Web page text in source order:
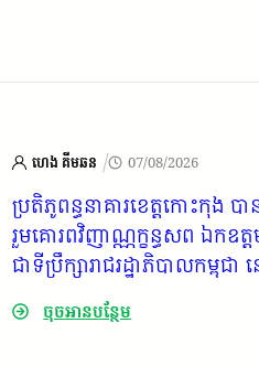
ហេង គីមឆន / 07/08/2026
ប្រតិភូពន្ធនាគារខេត្តកោះកុង
រួមគោរពវិញាណ្ណក្ខន្ធសព ឯកឧ
ជាទីប្រឹក្សារាជរដ្ឋាភិបាលកម្ពុជា​
ស្វាយ​ ស្ថិត​ក្នុង​សង្កាត់​ស្ទឹង​វែង​ ក្រុ
និងសាររំលែកទុក្ខ ជូនដល់គ្រួសារ​
ចុចអានបន្ថែម